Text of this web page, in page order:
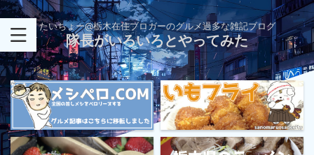
たいちょー@栃木在住ブロガーのグルメ過多な雑記ブログ
隊長がいろいろとやってみた